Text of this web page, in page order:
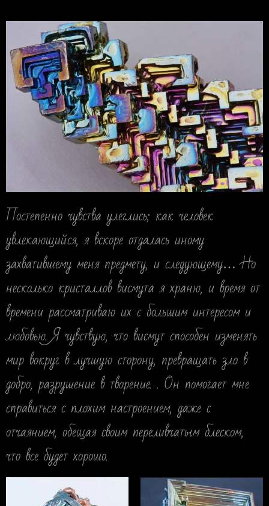
Постепенно чувства улеглись; как человек
увлекающийся, я вскоре отдалась иному
захватившему меня предмету, и следующему… Но
несколько кристаллов висмута я храню, и время от
времени рассматриваю их с большим интересом и
любовью. Я чувствую, что висмут способен изменять
мир вокруг в лучшую сторону, превращать зло в
добро, разрушение в творение. . Он помогает мне
справиться с плохим настроением, даже с
отчаянием, обещая своим переливчатым блеском,
что все будет хорошо.